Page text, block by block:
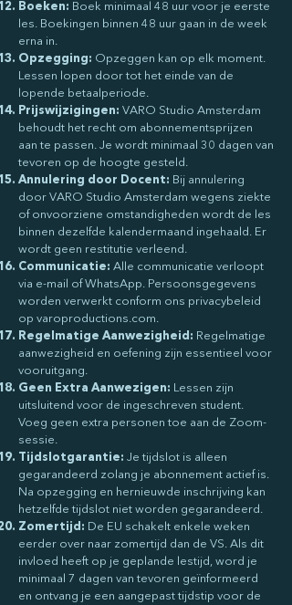
Boeken: Boek minimaal 48 uur voor je eerste
les. Boekingen binnen 48 uur gaan in de week
erna in.
Opzegging: Opzeggen kan op elk moment.
Lessen lopen door tot het einde van de
lopende betaalperiode.
Prijswijzigingen: VARO Studio Amsterdam
behoudt het recht om abonnementsprijzen
aan te passen. Je wordt minimaal 30 dagen van
tevoren op de hoogte gesteld.
Annulering door Docent: Bij annulering
door VARO Studio Amsterdam wegens ziekte
of onvoorziene omstandigheden wordt de les
binnen dezelfde kalendermaand ingehaald. Er
wordt geen restitutie verleend.
Communicatie: Alle communicatie verloopt
via e-mail of WhatsApp. Persoonsgegevens
worden verwerkt conform ons privacybeleid
op varoproductions.com.
Regelmatige Aanwezigheid: Regelmatige
aanwezigheid en oefening zijn essentieel voor
vooruitgang.
Geen Extra Aanwezigen: Lessen zijn
uitsluitend voor de ingeschreven student.
Voeg geen extra personen toe aan de Zoom-
sessie.
Tijdslotgarantie: Je tijdslot is alleen
gegarandeerd zolang je abonnement actief is.
Na opzegging en hernieuwde inschrijving kan
hetzelfde tijdslot niet worden gegarandeerd.
Zomertijd: De EU schakelt enkele weken
eerder over naar zomertijd dan de VS. Als dit
invloed heeft op je geplande lestijd, word je
minimaal 7 dagen van tevoren geïnformeerd
en ontvang je een aangepast tijdstip voor de